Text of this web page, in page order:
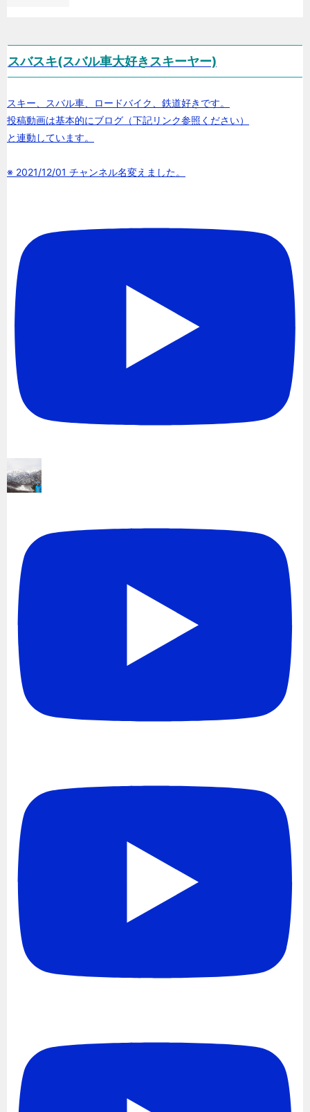
スバスキ(スバル車大好きスキーヤー)
スキー、スバル車、ロードバイク、鉄道好きです。
投稿動画は基本的にブログ（下記リンク参照ください）
と連動しています。
※ 2021/12/01 チャンネル名変えました。